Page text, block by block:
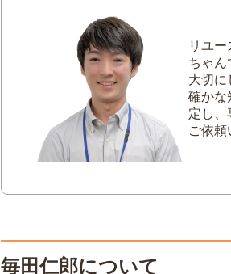
毎田仁郎の加賀友禅
毎田仁郎作品の特
毎田仁郎の代表作
からまつ
早春
はいまつ
5 毎田仁郎の着物｜買取相場
1.証紙の有無
2.着物の状態
リユ
ちゃん
大切に
確かな
定し、
ご依頼
毎田仁郎について